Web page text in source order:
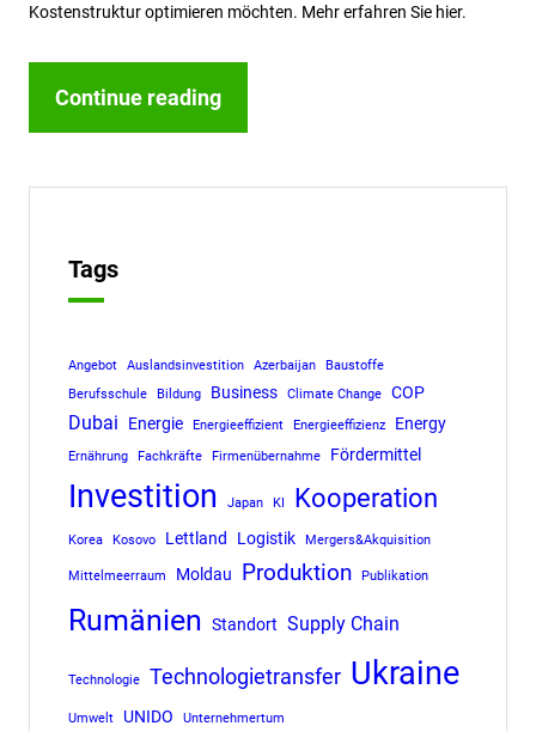
Kostenstruktur optimieren möchten. Mehr erfahren Sie hier.
Continue reading
Tags
Angebot Auslandsinvestition Azerbaijan
Baustoffe
Berufsschule
Bildung Business Climate Change COP
Dubai Energie Energieeffizient Energieeffizienz Energy
Ernährung Fachkräfte Firmenübernahme Fördermittel
Investition Japan KI Kooperation
Korea Kosovo Lettland Logistik Mergers&Akquisition
Mittelmeerraum Moldau Produktion Publikation
Rumänien Standort Supply Chain
Technologie Technologietransfer Ukraine
Umwelt UNIDO Unternehmertum